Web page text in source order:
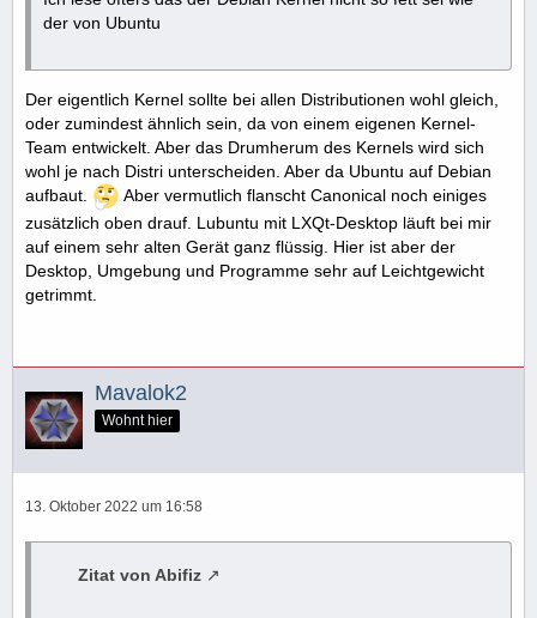
der von Ubuntu
Der eigentlich Kernel sollte bei allen Distributionen wohl gleich,
oder zumindest ähnlich sein, da von einem eigenen Kernel-
Team entwickelt. Aber das Drumherum des Kernels wird sich
wohl je nach Distri unterscheiden. Aber da Ubuntu auf Debian
aufbaut.
Aber vermutlich flanscht Canonical noch einiges
zusätzlich oben drauf. Lubuntu mit LXQt-Desktop läuft bei mir
auf einem sehr alten Gerät ganz flüssig. Hier ist aber der
Desktop, Umgebung und Programme sehr auf Leichtgewicht
getrimmt.
Mavalok2
Wohnt hier
13. Oktober 2022 um 16:58
Zitat von Abifiz